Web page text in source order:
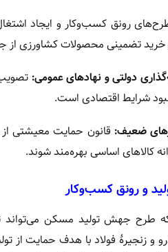
رونق کسب‌وکار و ایجاد
و خرید تضمینی محصولات کشاورزی
دولتی و نهادهای عمومی:
شرایط اقتصادی است.
ضعیف:
کالاهای اساسی بهره‌مند شوند.
و رونق کسب‌وکار
که طرح جهش تولید مسکن
و زنجیرۀ فولاد با هدف حمایت از